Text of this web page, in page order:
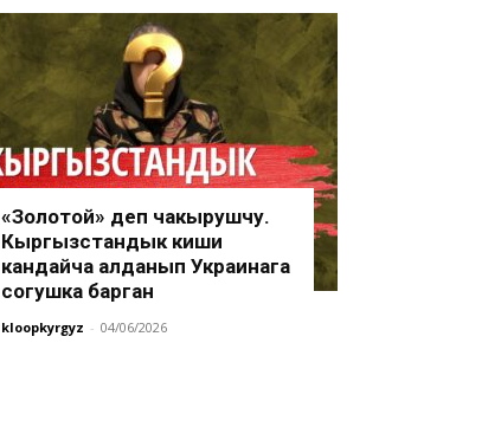
«Золотой» деп чакырушчу.
Кыргызстандык киши
кандайча алданып Украинага
согушка барган
kloopkyrgyz - 04/06/2026